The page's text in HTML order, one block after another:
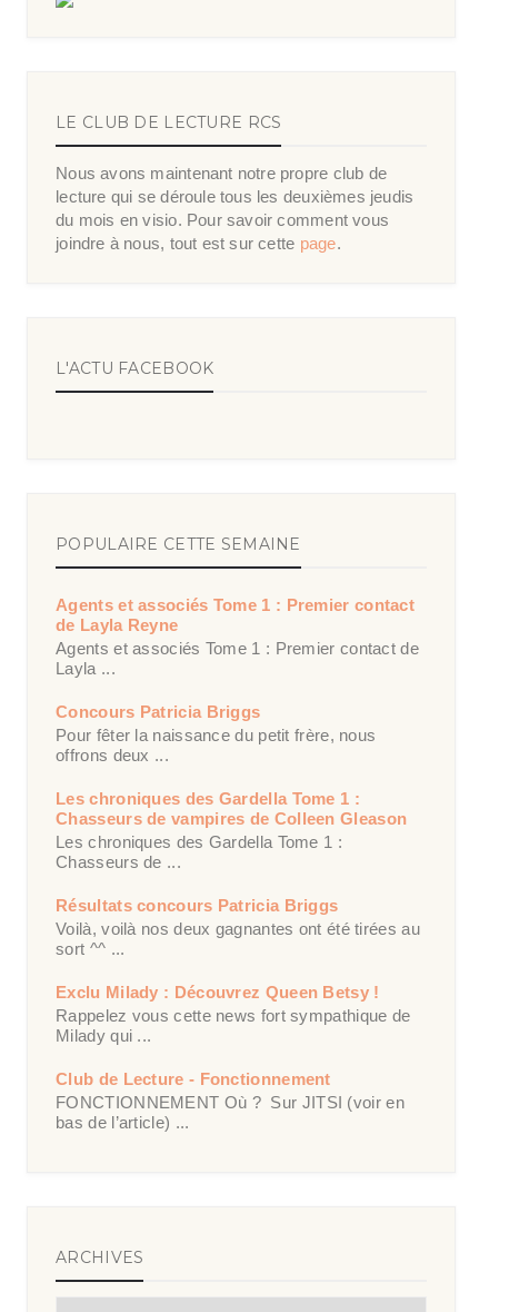
LE CLUB DE LECTURE RCS
Nous avons maintenant notre propre club de
lecture qui se déroule tous les deuxièmes jeudis
du mois en visio. Pour savoir comment vous
joindre à nous, tout est sur cette page.
L'ACTU FACEBOOK
POPULAIRE CETTE SEMAINE
Agents et associés Tome 1 : Premier contact
de Layla Reyne
Agents et associés Tome 1 : Premier contact de
Layla ...
Concours Patricia Briggs
Pour fêter la naissance du petit frère, nous
offrons deux ...
Les chroniques des Gardella Tome 1 :
Chasseurs de vampires de Colleen Gleason
Les chroniques des Gardella Tome 1 :
Chasseurs de ...
Résultats concours Patricia Briggs
Voilà, voilà nos deux gagnantes ont été tirées au
sort ^^ ...
Exclu Milady : Découvrez Queen Betsy !
Rappelez vous cette news fort sympathique de
Milady qui ...
Club de Lecture - Fonctionnement
FONCTIONNEMENT Où ? Sur JITSI (voir en
bas de l’article) ...
ARCHIVES